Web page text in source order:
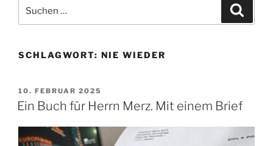
nach:
SCHLAGWORT: NIE WIEDER
VERÖFFENTLICHT
AM
10. FEBRUAR 2025
Ein Buch für Herrn Merz. Mit einem Brief